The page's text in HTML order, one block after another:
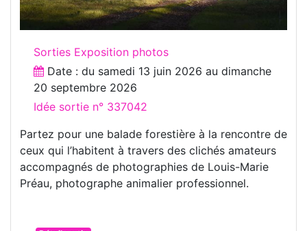
Sorties Exposition photos
Date : du samedi 13 juin 2026 au dimanche
20 septembre 2026
Idée sortie n° 337042
Partez pour une balade forestière à la rencontre de
ceux qui l’habitent à travers des clichés amateurs
accompagnés de photographies de Louis-Marie
Préau, photographe animalier professionnel.